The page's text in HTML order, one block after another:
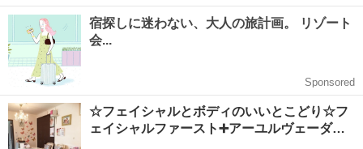
で、心と体…
福岡 福岡市 薬院駅 嗅覚
☆フェイシャルとボディのいいとこどり☆フ
ェイシャルファースト➕アーユルヴェーダ…